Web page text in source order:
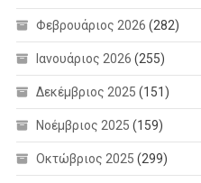
Φεβρουάριος 2026 (282)
Ιανουάριος 2026 (255)
Δεκέμβριος 2025 (151)
Νοέμβριος 2025 (159)
Οκτώβριος 2025 (299)